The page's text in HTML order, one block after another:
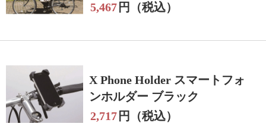
5,467 円（税込）
X Phone Holder スマートフォ
ンホルダー ブラック
2,717 円（税込）